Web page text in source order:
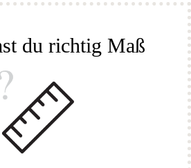
du richtig Maß